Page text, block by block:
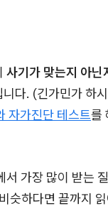
사기가 맞는지 아닌
다. (긴가민가 하
자가진단 테스트를
서 가장 많이 받는
슷하다면 끝까지